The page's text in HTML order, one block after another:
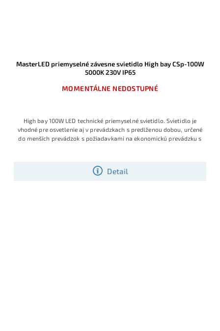
MasterLED priemyselné závesne svietidlo High bay CSp-100W
5000K 230V IP65
MOMENTÁLNE NEDOSTUPNÉ
Detail
High bay 100W LED technické priemyselné svietidlo. Svietidlo je
vhodné pre osvetlenie aj v prevádzkach s predlženou dobou, určené
do menších prevádzok s požiadavkami na ekonomickú prevádzku s